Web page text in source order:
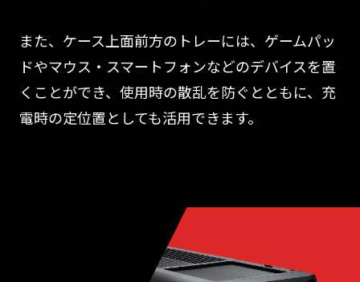
また、ケース上面前方のトレーには、ゲームパッ
ドやマウス・スマートフォンなどのデバイスを置
くことができ、使用時の散乱を防ぐとともに、充
電時の定位置としても活用できます。